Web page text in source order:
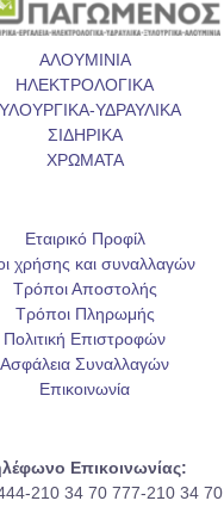
ΑΛΟΥΜΙΝΙΑ
ΗΛΕΚΤΡΟΛΟΓΙΚΑ
ΥΔΡΑΥΛΙΚΑ
ΣΙΔΗΡΙΚΑ
ΧΡΩΜΑΤΑ
Εταιρικό Προφίλ
χρήσης και συναλλαγών
Τρόποι Αποστολής
Τρόποι Πληρωμής
Πολιτική Επιστροφών
Ασφάλεια Συναλλαγών
Επικοινωνία
Επικοινωνίας:
210 34 70 777-210 34 70